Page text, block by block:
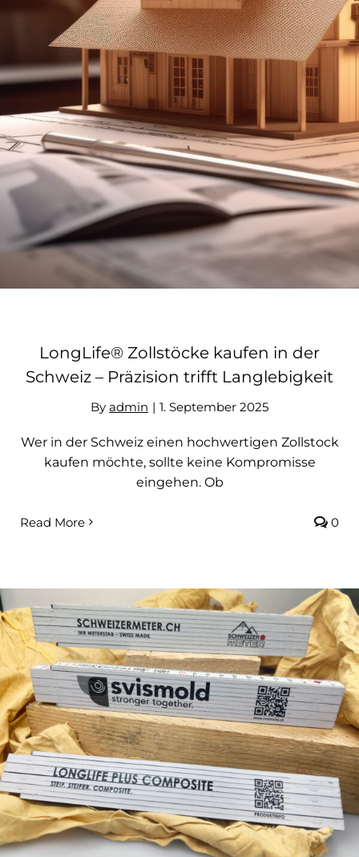
LongLife® Zollstöcke kaufen in der
Schweiz – Präzision trifft
Langlebigkeit
LongLife® Zollstöcke kaufen in der
Schweiz – Präzision trifft Langlebigkeit
By admin | 1. September 2025
Wer in der Schweiz einen hochwertigen Zollstock
kaufen möchte, sollte keine Kompromisse
eingehen. Ob
Read More 0
Personalisierte Werbemeterstäbe –
Ihr Logo im täglichen Einsatz